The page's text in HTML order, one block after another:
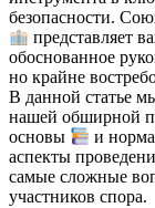
безопасности.
представляет
обоснованное
но крайне
В данной статье
нашей обширной
основы
и
аспекты
самые сложные
участников спора.